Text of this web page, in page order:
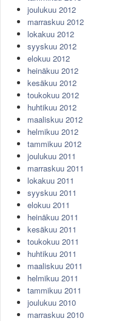
joulukuu 2012
marraskuu 2012
lokakuu 2012
syyskuu 2012
elokuu 2012
heinäkuu 2012
kesäkuu 2012
toukokuu 2012
huhtikuu 2012
maaliskuu 2012
helmikuu 2012
tammikuu 2012
joulukuu 2011
marraskuu 2011
lokakuu 2011
syyskuu 2011
elokuu 2011
heinäkuu 2011
kesäkuu 2011
toukokuu 2011
huhtikuu 2011
maaliskuu 2011
helmikuu 2011
tammikuu 2011
joulukuu 2010
marraskuu 2010